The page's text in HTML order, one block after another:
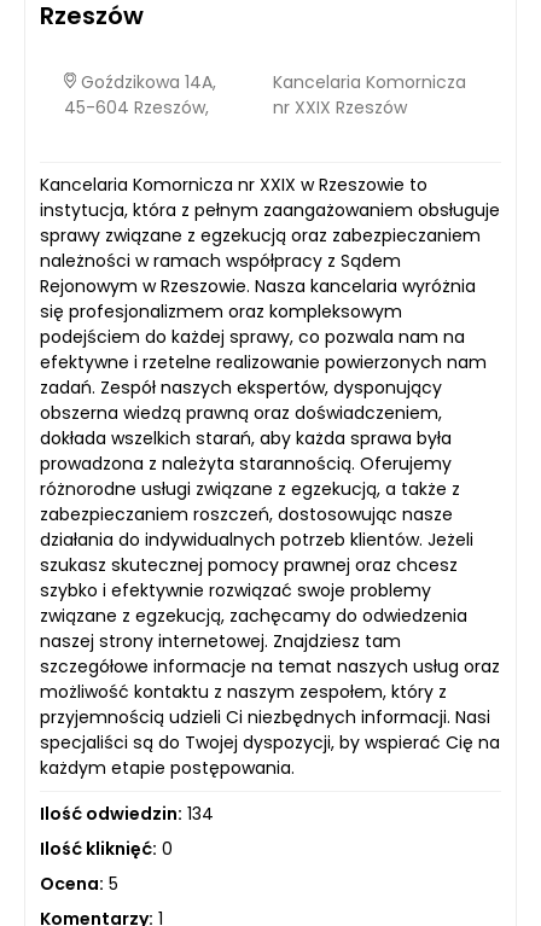
Rzeszów
Goździkowa 14A,
45-604 Rzeszów,
Kancelaria Komornicza
nr XXIX Rzeszów
Kancelaria Komornicza nr XXIX w Rzeszowie to
instytucja, która z pełnym zaangażowaniem obsługuje
sprawy związane z egzekucją oraz zabezpieczaniem
należności w ramach współpracy z Sądem
Rejonowym w Rzeszowie. Nasza kancelaria wyróżnia
się profesjonalizmem oraz kompleksowym
podejściem do każdej sprawy, co pozwala nam na
efektywne i rzetelne realizowanie powierzonych nam
zadań. Zespół naszych ekspertów, dysponujący
obszerna wiedzą prawną oraz doświadczeniem,
dokłada wszelkich starań, aby każda sprawa była
prowadzona z należyta starannością. Oferujemy
różnorodne usługi związane z egzekucją, a także z
zabezpieczaniem roszczeń, dostosowując nasze
działania do indywidualnych potrzeb klientów. Jeżeli
szukasz skutecznej pomocy prawnej oraz chcesz
szybko i efektywnie rozwiązać swoje problemy
związane z egzekucją, zachęcamy do odwiedzenia
naszej strony internetowej. Znajdziesz tam
szczegółowe informacje na temat naszych usług oraz
możliwość kontaktu z naszym zespołem, który z
przyjemnością udzieli Ci niezbędnych informacji. Nasi
specjaliści są do Twojej dyspozycji, by wspierać Cię na
każdym etapie postępowania.
Ilość odwiedzin: 134
Ilość kliknięć: 0
Ocena: 5
Komentarzy: 1